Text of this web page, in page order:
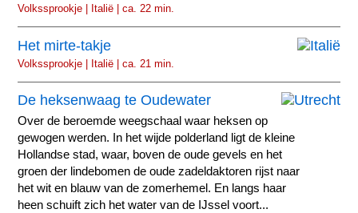
Volkssprookje | Italië | ca. 22 min.
Het mirte-takje
Volkssprookje | Italië | ca. 21 min.
De heksenwaag te Oudewater
Over de beroemde weegschaal waar heksen op
gewogen werden. In het wijde polderland ligt de kleine
Hollandse stad, waar, boven de oude gevels en het
groen der lindebomen de oude zadeldaktoren rijst naar
het wit en blauw van de zomerhemel. En langs haar
heen schuift zich het water van de IJssel voort...